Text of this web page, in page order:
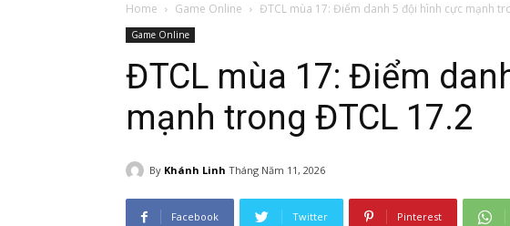
Home Game Online ĐTCL mùa 17: Điểm danh 5 đội hình cực mạnh
Game Online
ĐTCL mùa 17: Điểm
mạnh trong ĐTCL 17.2
By Khánh Linh Tháng Năm 11, 2026
Facebook Twitter Pinterest